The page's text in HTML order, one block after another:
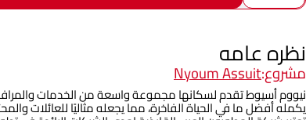
نظره عامه
مشروع:Nyoum Assuit
نيووم أسيوط تقدم لسكانها مجموعة واسعة من الخدمات والمرافق
يكمله أفضل ما في الحياة الفاخرة، مما يجعله مثاليًا للعائلات